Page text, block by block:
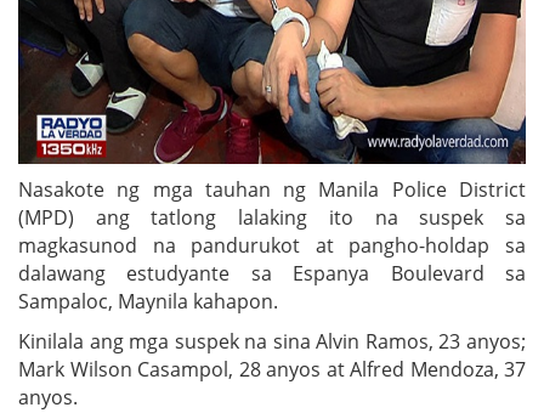
Nasakote ng mga tauhan ng Manila Police District
(MPD) ang tatlong lalaking ito na suspek sa
magkasunod na pandurukot at pangho-holdap sa
dalawang estudyante sa Espanya Boulevard sa
Sampaloc, Maynila kahapon.
Kinilala ang mga suspek na sina Alvin Ramos, 23 anyos;
Mark Wilson Casampol, 28 anyos at Alfred Mendoza, 37
anyos.